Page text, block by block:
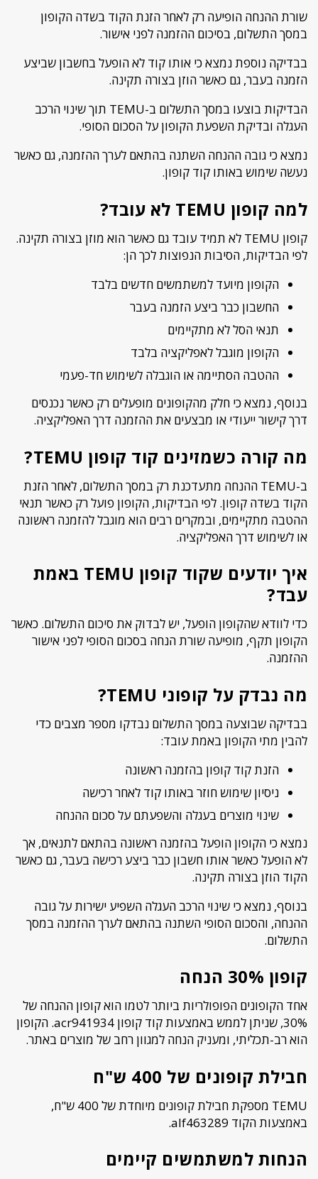
שורת ההנחה הופיעה רק לאחר הזנת הקוד בשדה הקופון
במסך התשלום, בסיכום ההזמנה לפני אישור.
בבדיקה נוספת נמצא כי אותו קוד לא הופעל בחשבון שביצע
הזמנה בעבר, גם כאשר הוזן בצורה תקינה.
הבדיקות בוצעו במסך התשלום ב-TEMU תוך שינוי הרכב
העגלה ובדיקת השפעת הקופון על הסכום הסופי.
נמצא כי גובה ההנחה השתנה בהתאם לערך ההזמנה, גם כאשר
נעשה שימוש באותו קוד קופון.
למה קופון TEMU לא עובד?
קופון TEMU לא תמיד עובד גם כאשר הוא מוזן בצורה תקינה.
לפי הבדיקות, הסיבות הנפוצות לכך הן:
הקופון מיועד למשתמשים חדשים בלבד
החשבון כבר ביצע הזמנה בעבר
תנאי הסל לא מתקיימים
הקופון מוגבל לאפליקציה בלבד
ההטבה הסתיימה או הוגבלה לשימוש חד-פעמי
בנוסף, נמצא כי חלק מהקופונים מופעלים רק כאשר נכנסים
דרך קישור ייעודי או מבצעים את ההזמנה דרך האפליקציה.
מה קורה כשמזינים קוד קופון TEMU?
ב-TEMU ההנחה מתעדכנת רק במסך התשלום, לאחר הזנת
הקוד בשדה קופון. לפי הבדיקות, הקופון פועל רק כאשר תנאי
ההטבה מתקיימים, ובמקרים רבים הוא מוגבל להזמנה ראשונה
או לשימוש דרך האפליקציה.
איך יודעים שקוד קופון TEMU באמת
עבד?
כדי לוודא שהקופון הופעל, יש לבדוק את סיכום התשלום. כאשר
הקופון תקף, מופיעה שורת הנחה בסכום הסופי לפני אישור
ההזמנה.
מה נבדק על קופוני TEMU?
בבדיקה שבוצעה במסך התשלום נבדקו מספר מצבים כדי
להבין מתי הקופון באמת עובד:
הזנת קוד קופון בהזמנה ראשונה
ניסיון שימוש חוזר באותו קוד לאחר רכישה
שינוי מוצרים בעגלה והשפעתם על סכום ההנחה
נמצא כי הקופון הופעל בהזמנה ראשונה בהתאם לתנאים, אך
לא הופעל כאשר אותו חשבון כבר ביצע רכישה בעבר, גם כאשר
הקוד הוזן בצורה תקינה.
בנוסף, נמצא כי שינוי הרכב העגלה השפיע ישירות על גובה
ההנחה, והסכום הסופי השתנה בהתאם לערך ההזמנה במסך
התשלום.
קופון 30% הנחה
אחד הקופונים הפופולריות ביותר לטמו הוא קופון ההנחה של
30%, שניתן לממש באמצעות קוד קופון acr941934. הקופון
הוא רב-תכליתי, ומעניק הנחה למגוון רחב של מוצרים באתר.
חבילת קופונים של 400 ש"ח
TEMU מספקת חבילת קופונים מיוחדת של 400 ש"ח,
באמצעות הקוד alf463289.
הנחות למשתמשים קיימים